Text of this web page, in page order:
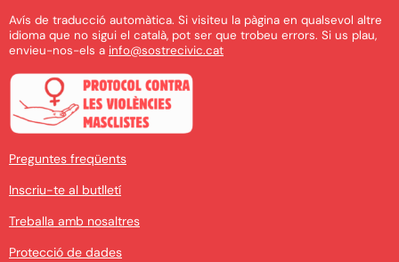
Avís de traducció automàtica. Si visiteu la pàgina en qualsevol altre
idioma que no sigui el català, pot ser que trobeu errors. Si us plau,
envieu-nos-els a info@sostrecivic.cat
Preguntes freqüents
Inscriu-te al butlletí
Treballa amb nosaltres
Protecció de dades